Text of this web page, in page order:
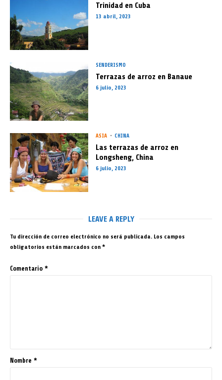
Trinidad en Cuba
13 abril, 2023
SENDERISMO
Terrazas de arroz en Banaue
6 julio, 2023
ASIA CHINA
Las terrazas de arroz en
Longsheng, China
6 julio, 2023
LEAVE A REPLY
Tu dirección de correo electrónico no será publicada. Los campos
obligatorios están marcados con *
Comentario *
Nombre *